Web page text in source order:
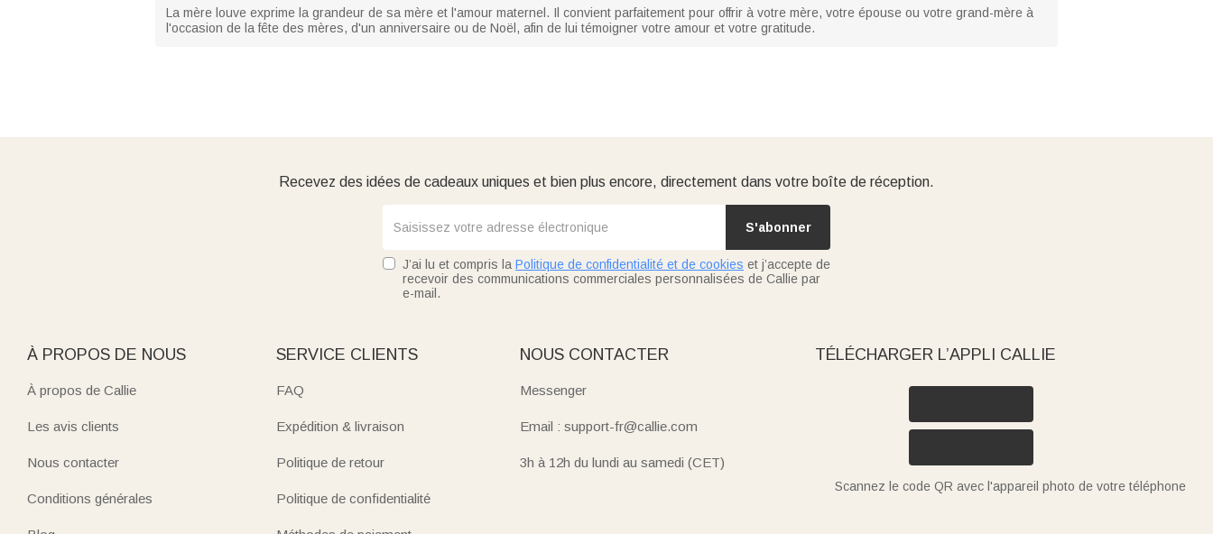
La mère louve exprime la grandeur de sa mère et l'amour maternel. Il convient parfaitement pour offrir à votre mère, votre épouse ou votre grand-mère à
l'occasion de la fête des mères, d'un anniversaire ou de Noël, afin de lui témoigner votre amour et votre gratitude.
Recevez des idées de cadeaux uniques et bien plus encore, directement dans votre boîte de réception.
S'abonner
J’ai lu et compris la Politique de confidentialité et de cookies et j’accepte de
recevoir des communications commerciales personnalisées de Callie par
e-mail.
À PROPOS DE NOUS
À propos de Callie
Les avis clients
Nous contacter
Conditions générales
SERVICE CLIENTS
FAQ
Expédition & livraison
Politique de retour
Politique de confidentialité
NOUS CONTACTER
Messenger
Email : support-fr@callie.com
3h à 12h du lundi au samedi (CET)
TÉLÉCHARGER L’APPLI CALLIE
Scannez le code QR avec l'appareil photo de votre téléphone